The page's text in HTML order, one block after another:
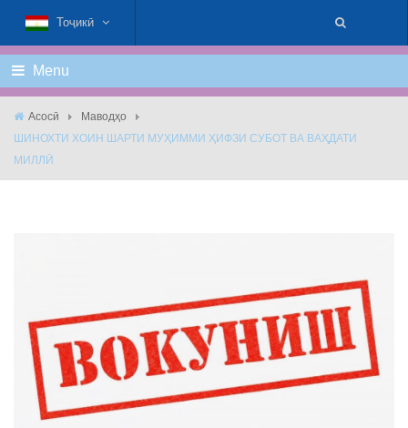
Тоҷикӣ
Menu
Асосӣ
Маводҳо
ШИНОХТИ ХОИН ШАРТИ МУҲИММИ ҲИФЗИ СУБОТ ВА ВАҲДАТИ
МИЛЛӢ